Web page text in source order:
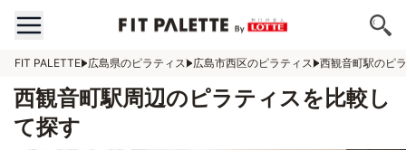
FIT PALETTE 広島県のピラティス 広島市西区のピラティス 西観音町駅のピ
西観音町駅周辺のピラティスを比較し
て探す